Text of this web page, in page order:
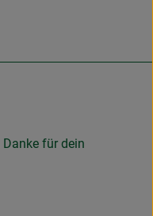
für dein